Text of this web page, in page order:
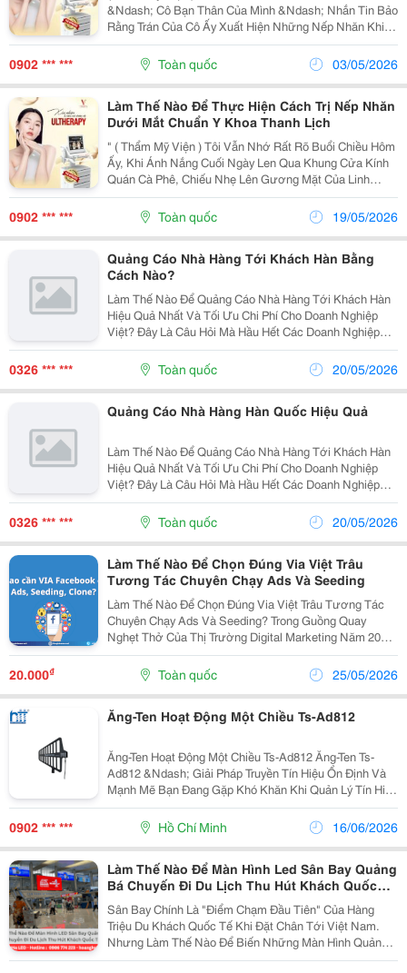
&Ndash; Cô Bạn Thân Của Mình &Ndash; Nhắn Tin Bảo
Rằng Trán Của Cô Ấy Xuất Hiện Những Nếp Nhăn Khiến
Cô Ấy Tự Ti Mỗi Khi Soi Gương. Mình Biết Mai Là
Người Rất Quan Tâm Đến Ngoại Hình, Nhưng Cũng
Khá Thận...
0902 *** *** Toàn quốc 03/05/2026
Làm Thế Nào Để Thực Hiện Cách Trị Nếp Nhăn
Dưới Mắt Chuẩn Y Khoa Thanh Lịch
" ( Thẩm Mỹ Viện ) Tôi Vẫn Nhớ Rất Rõ Buổi Chiều Hôm
Ấy, Khi Ánh Nắng Cuối Ngày Len Qua Khung Cửa Kính
Quán Cà Phê, Chiếu Nhẹ Lên Gương Mặt Của Linh
&Ndash; Cô Bạn Thân Của Tôi. Linh Khẽ Mỉm Cười,
Nhưng Đôi Mắt Cô Lại Hằn Lên Vài Nếp Nhăn Nhỏ
0902 *** *** Toàn quốc 19/05/2026
Quảng Cáo Nhà Hàng Tới Khách Hàn Bằng
Cách Nào?
Làm Thế Nào Để Quảng Cáo Nhà Hàng Tới Khách Hàn
Hiệu Quả Nhất Và Tối Ưu Chi Phí Cho Doanh Nghiệp
Việt? Đây Là Câu Hỏi Mà Hầu Hết Các Doanh Nghiệp
Đều Hỏi Khi Tiếp Cận Tệp Khách Hàng Này. Trong Bài
Viết Này, Refreshweb Sẽ Mách Bạn 3 Cách Quảng Cáo
0326 *** *** Toàn quốc 20/05/2026
Quảng Cáo Nhà Hàng Hàn Quốc Hiệu Quả
Làm Thế Nào Để Quảng Cáo Nhà Hàng Tới Khách Hàn
Hiệu Quả Nhất Và Tối Ưu Chi Phí Cho Doanh Nghiệp
Việt? Đây Là Câu Hỏi Mà Hầu Hết Các Doanh Nghiệp
Đều Hỏi Khi Tiếp Cận Tệp Khách Hàng Này. Trong Bài
Viết Này, Refreshweb Sẽ Mách Bạn 3 Cách Quảng Cáo
0326 *** *** Toàn quốc 20/05/2026
Làm Thế Nào Để Chọn Đúng Via Việt Trâu
Tương Tác Chuyên Chạy Ads Và Seeding
Làm Thế Nào Để Chọn Đúng Via Việt Trâu Tương Tác
Chuyên Chạy Ads Và Seeding? Trong Guồng Quay
Nghẹt Thở Của Thị Trường Digital Marketing Năm 2026,
Facebook Vẫn Là Mảnh Đất Màu Mỡ Bậc Nhất Nhưng
Cũng Đi Kèm Nhiều Cạm Bẫy Thuật Toán Khó Lường.
Bất Kỳ...
20.000₫ Toàn quốc 25/05/2026
Ăng-Ten Hoạt Động Một Chiều Ts-Ad812
Ăng-Ten Hoạt Động Một Chiều Ts-Ad812 Ăng-Ten Ts-
Ad812 &Ndash; Giải Pháp Truyền Tín Hiệu Ổn Định Và
Mạnh Mẽ Bạn Đang Gặp Khó Khăn Khi Quản Lý Tín Hiệu
Âm Thanh Cho Hội Trường Hoặc Biểu Diễn Ngoài Trời?
Làm Thế Nào Để Hệ Thống Âm Thanh Hoạt...
0902 *** *** Hồ Chí Minh 16/06/2026
Làm Thế Nào Để Màn Hình Led Sân Bay Quảng
Bá Chuyến Đi Du Lịch Thu Hút Khách Quốc
Tế?
Sân Bay Chính Là "Điểm Chạm Đầu Tiên" Của Hàng
Triệu Du Khách Quốc Tế Khi Đặt Chân Tới Việt Nam.
Nhưng Làm Thế Nào Để Biến Những Màn Hình Quảng
Cáo Phát Sáng Tại Đây Thành "Vũ Khí" Khơi Dậy Khao